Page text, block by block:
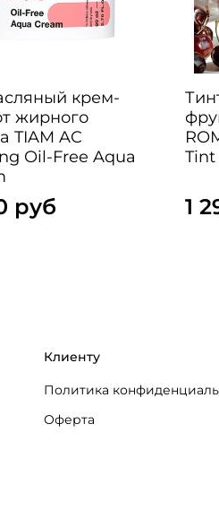
крем-
жирного
TIAM AC
Oil-Free Aqua
руб
Tint
1
Клиенту
Политика
Оферта